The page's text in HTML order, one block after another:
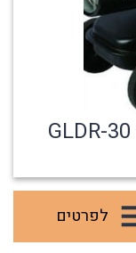
לפרטים